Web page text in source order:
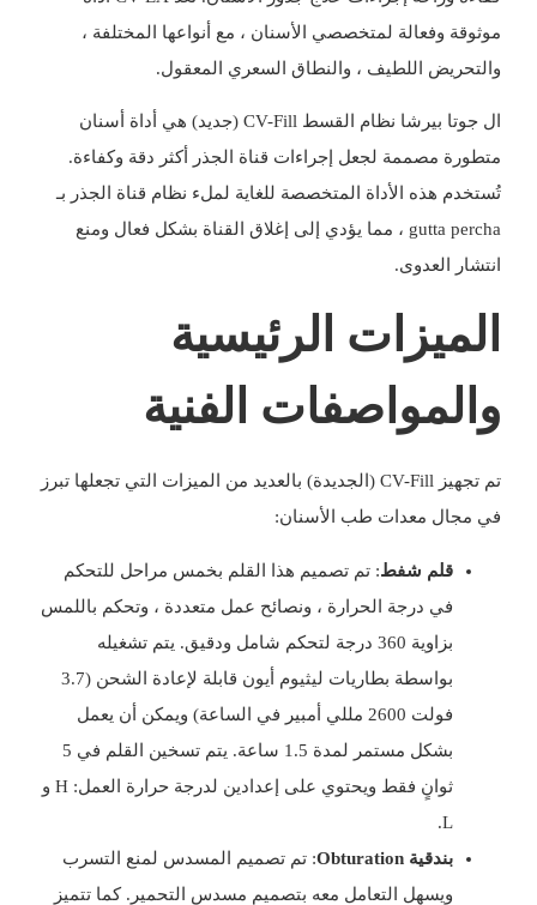
موثوقة وفعالة لمتخصصي الأسنان ، مع أنواعها المختلفة ،
والتحريض اللطيف ، والنطاق السعري المعقول.
ال جوتا بيرشا نظام القسط
CV-Fill (جديد) هي أداة أسنان
متطورة مصممة لجعل إجراءات قناة الجذر أكثر دقة وكفاءة.
تُستخدم هذه الأداة المتخصصة للغاية لملء نظام قناة الجذر بـ
gutta percha ، مما يؤدي إلى إغلاق القناة بشكل فعال ومنع
انتشار العدوى.
الميزات الرئيسية
والمواصفات الفنية
تم تجهيز CV-Fill (الجديدة) بالعديد من الميزات التي تجعلها تبرز
في مجال معدات طب الأسنان:
قلم شفط: تم تصميم هذا القلم بخمس مراحل للتحكم
في درجة الحرارة ، ونصائح عمل متعددة ، وتحكم باللمس
بزاوية 360 درجة لتحكم شامل ودقيق. يتم تشغيله
بواسطة بطاريات ليثيوم أيون قابلة لإعادة الشحن (3.7
فولت 2600 مللي أمبير في الساعة) ويمكن أن يعمل
بشكل مستمر لمدة 1.5 ساعة. يتم تسخين القلم في 5
ثوانٍ فقط ويحتوي على إعدادين لدرجة حرارة العمل: H و
L.
بندقية Obturation
: تم تصميم المسدس لمنع التسرب
ويسهل التعامل معه بتصميم مسدس التحمير. كما تتميز